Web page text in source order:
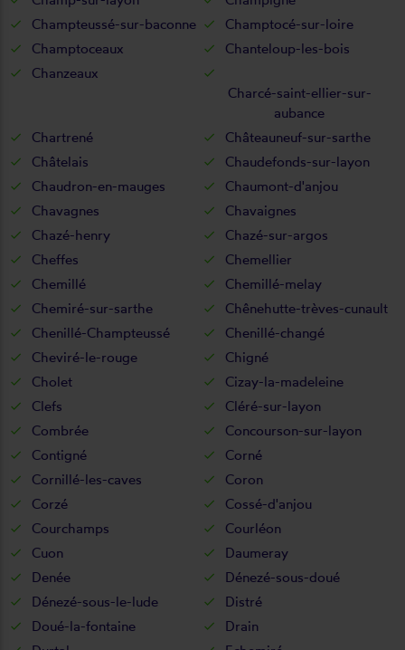
Champteussé-sur-baconne
Champtocé-sur-loire
Champtoceaux
Chanteloup-les-bois
Chanzeaux
Charcé-saint-ellier-sur-
aubance
Chartrené
Châteauneuf-sur-sarthe
Châtelais
Chaudefonds-sur-layon
Chaudron-en-mauges
Chaumont-d'anjou
Chavagnes
Chavaignes
Chazé-henry
Chazé-sur-argos
Cheffes
Chemellier
Chemillé
Chemillé-melay
Chemiré-sur-sarthe
Chênehutte-trèves-cunault
Chenillé-Champteussé
Chenillé-changé
Cheviré-le-rouge
Chigné
Cholet
Cizay-la-madeleine
Clefs
Cléré-sur-layon
Combrée
Concourson-sur-layon
Contigné
Corné
Cornillé-les-caves
Coron
Corzé
Cossé-d'anjou
Courchamps
Courléon
Cuon
Daumeray
Denée
Dénezé-sous-doué
Dénezé-sous-le-lude
Distré
Doué-la-fontaine
Drain